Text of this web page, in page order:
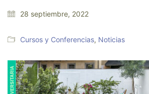
28 septiembre, 2022
Cursos y Conferencias, Noticias